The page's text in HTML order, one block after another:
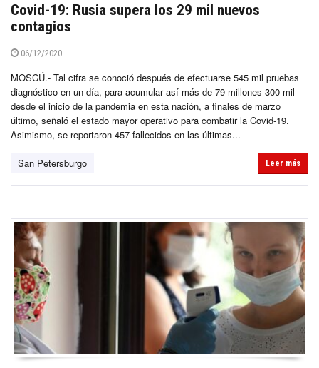
Covid-19: Rusia supera los 29 mil nuevos
contagios
06/12/2020
MOSCÚ.- Tal cifra se conoció después de efectuarse 545 mil pruebas
diagnóstico en un día, para acumular así más de 79 millones 300 mil
desde el inicio de la pandemia en esta nación, a finales de marzo
último, señaló el estado mayor operativo para combatir la Covid-19.
Asimismo, se reportaron 457 fallecidos en las últimas...
San Petersburgo Leer más